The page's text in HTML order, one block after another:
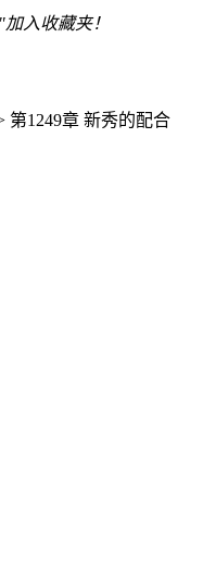
入收藏夹！
第1249章 新秀的配合